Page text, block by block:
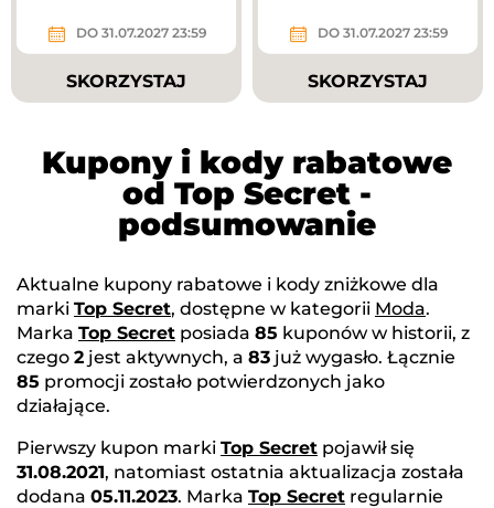
DO 31.07.2027 23:59
SKORZYSTAJ
DO 31.07.2027 23:59
SKORZYSTAJ
Kupony i kody rabatowe
od Top Secret -
podsumowanie
Aktualne kupony rabatowe i kody zniżkowe dla
marki Top Secret, dostępne w kategorii Moda.
Marka Top Secret posiada 85 kuponów w historii, z
czego 2 jest aktywnych, a 83 już wygasło. Łącznie
85 promocji zostało potwierdzonych jako
działające.
Pierwszy kupon marki Top Secret pojawił się
31.08.2021, natomiast ostatnia aktualizacja została
dodana 05.11.2023. Marka Top Secret regularnie